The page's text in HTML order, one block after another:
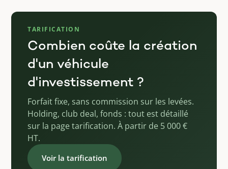
TARIFICATION
Combien coûte la création
d'un véhicule
d'investissement ?
Forfait fixe, sans commission sur les levées.
Holding, club deal, fonds : tout est détaillé
sur la page tarification. À partir de 5 000 €
HT.
Voir la tarification